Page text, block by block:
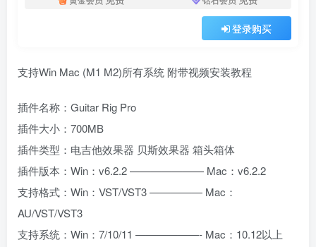
登录购买
支持Win Mac (M1 M2)所有系统 附带视频安装教程
插件名称：Guitar Rig Pro
插件大小：700MB
插件类型：电吉他效果器 贝斯效果器 箱头箱体
插件版本：Win：v6.2.2 ——————— Mac：v6.2.2
支持格式：Win：VST/VST3 ————— Mac：
AU/VST/VST3
支持系统：Win：7/10/11 ——————- Mac：10.12以上